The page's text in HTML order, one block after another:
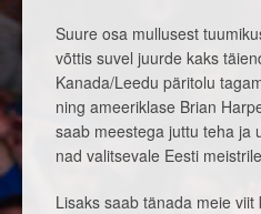
Suure osa mullusest
võttis suvel juurde kaks
Kanada/Leedu päritolu
ning ameeriklase Brian
saab meestega juttu teha ja
nad valitsevale Eesti
Lisaks saab tänada meie viit